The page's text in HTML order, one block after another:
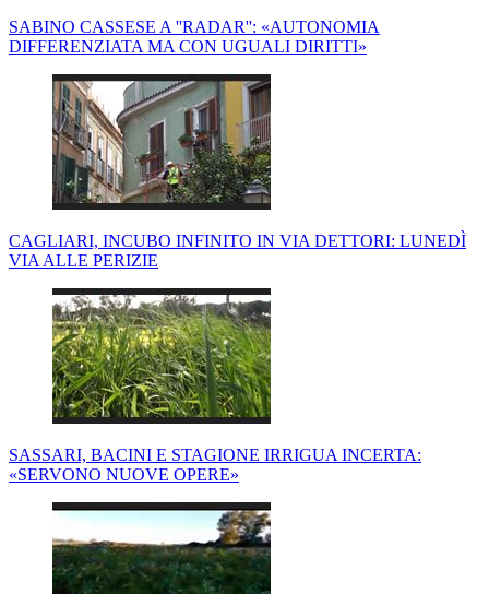
SABINO CASSESE A ''RADAR'': «AUTONOMIA
DIFFERENZIATA MA CON UGUALI DIRITTI»
CAGLIARI, INCUBO INFINITO IN VIA DETTORI: LUNEDÌ
VIA ALLE PERIZIE
SASSARI, BACINI E STAGIONE IRRIGUA INCERTA:
«SERVONO NUOVE OPERE»